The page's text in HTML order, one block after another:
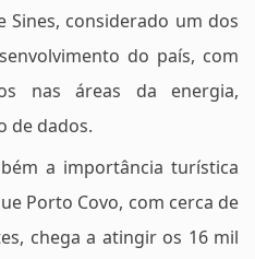
Sines, considerado um dos
do país, com
nas áreas da energia,
de dados.
a importância turística
Porto Covo, com cerca de
chega a atingir os 16 mil